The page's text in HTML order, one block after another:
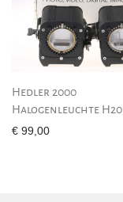
Hedler 2000
Halogenleuchte H20
€ 99,00